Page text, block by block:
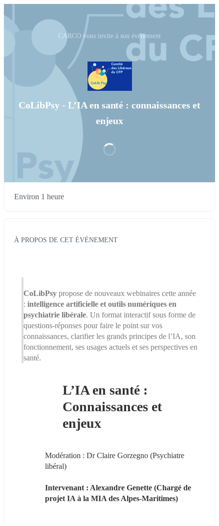
CARCO vous invite à son événement
CoLibPsy - L’IA en santé : connaissances et
enjeux
Environ 1 heure
À PROPOS DE CET ÉVÉNEMENT
CoLibPsy propose de nouveaux webinaires cette année
: intelligence artificielle et outils numériques en
psychiatrie libérale. Un format interactif sous forme de
questions-réponses pour faire le point sur vos
connaissances, clarifier les grands principes de l’IA, son
fonctionnement, ses usages actuels et ses perspectives en
santé.
L’IA en santé :
Connaissances et
enjeux
Modération : Dr Claire Gorzegno (Psychiatre
libéral)
Intervenant : Alexandre Genette (Chargé de
projet IA à la MIA des Alpes-Maritimes)